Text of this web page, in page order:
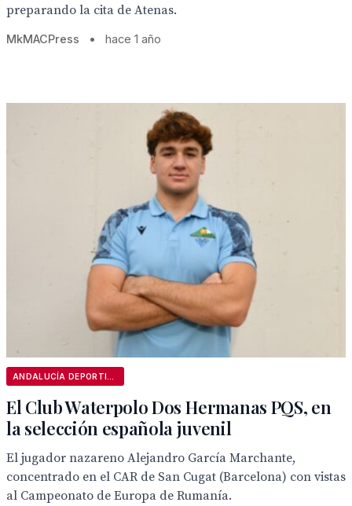
preparando la cita de Atenas.
MkMACPress • hace 1 año
El Club Waterpolo Dos Hermanas PQS, en
la selección española juvenil
El jugador nazareno Alejandro García Marchante,
concentrado en el CAR de San Cugat (Barcelona) con vistas
al Campeonato de Europa de Rumanía.